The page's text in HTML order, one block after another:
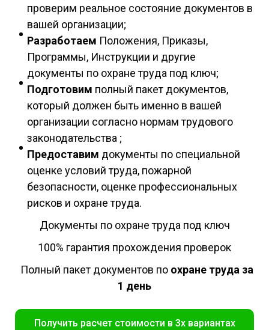
проверим реальное состояние документов в
вашей организации;
Разработаем Положения, Приказы,
Программы, Инструкции и другие
документы по охране труда под ключ;
Подготовим полный пакет документов,
который должен быть именно в вашей
организации согласно нормам трудового
законодательства ;
Предоставим документы по специальной
оценке условий труда, пожарной
безопасности, оценке профессиональных
рисков и охране труда.
Документы по охране труда под ключ
100% гарантия прохождения проверок
Полный пакет документов по охране труда за
1 день
Получить расчет стоимости в 3х вариантах